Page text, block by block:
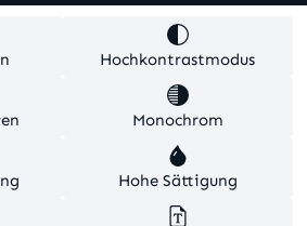
gesetzl. Mehrwertsteuer zzgl.
. Alle Artikelangaben sind
und ohne Gewähr.
Rechte vorbehalten. Theme by
Hochkontrastmodus
Monochrom
Hohe Sättigung